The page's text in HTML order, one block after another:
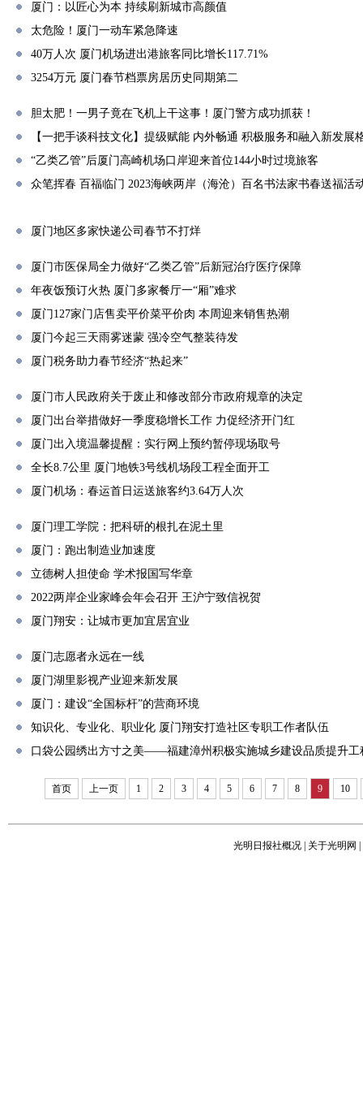
厦门：以匠心为本 持续刷新城市高颜值
太危险！厦门一动车紧急降速
40万人次 厦门机场进出港旅客同比增长117.71%
3254万元 厦门春节档票房居历史同期第二
胆太肥！一男子竟在飞机上干这事！厦门警方成功抓获！
【一把手谈科技文化】提级赋能 内外畅通 积极服务和融入新发展
“乙类乙管”后厦门高崎机场口岸迎来首位144小时过境旅客
众笔挥春 百福临门 2023海峡两岸（海沧）百名书法家书春送福活
厦门地区多家快递公司春节不打烊
厦门市医保局全力做好“乙类乙管”后新冠治疗医疗保障
年夜饭预订火热 厦门多家餐厅一“厢”难求
厦门127家门店售卖平价菜平价肉 本周迎来销售热潮
厦门今起三天雨雾迷蒙 强冷空气整装待发
厦门税务助力春节经济“热起来”
厦门市人民政府关于废止和修改部分市政府规章的决定
厦门出台举措做好一季度稳增长工作 力促经济开门红
厦门出入境温馨提醒：实行网上预约暂停现场取号
全长8.7公里 厦门地铁3号线机场段工程全面开工
厦门机场：春运首日运送旅客约3.64万人次
厦门理工学院：把科研的根扎在泥土里
厦门：跑出制造业加速度
立德树人担使命 学术报国写华章
2022两岸企业家峰会年会召开 王沪宁致信祝贺
厦门翔安：让城市更加宜居宜业
厦门志愿者永远在一线
厦门湖里影视产业迎来新发展
厦门：建设“全国标杆”的营商环境
知识化、专业化、职业化 厦门翔安打造社区专职工作者队伍
口袋公园绣出方寸之美——福建漳州积极实施城乡建设品质提升工
首页 上一页 1 2 3 4 5 6 7 8 9 10
光明日报社概况 关于光明网